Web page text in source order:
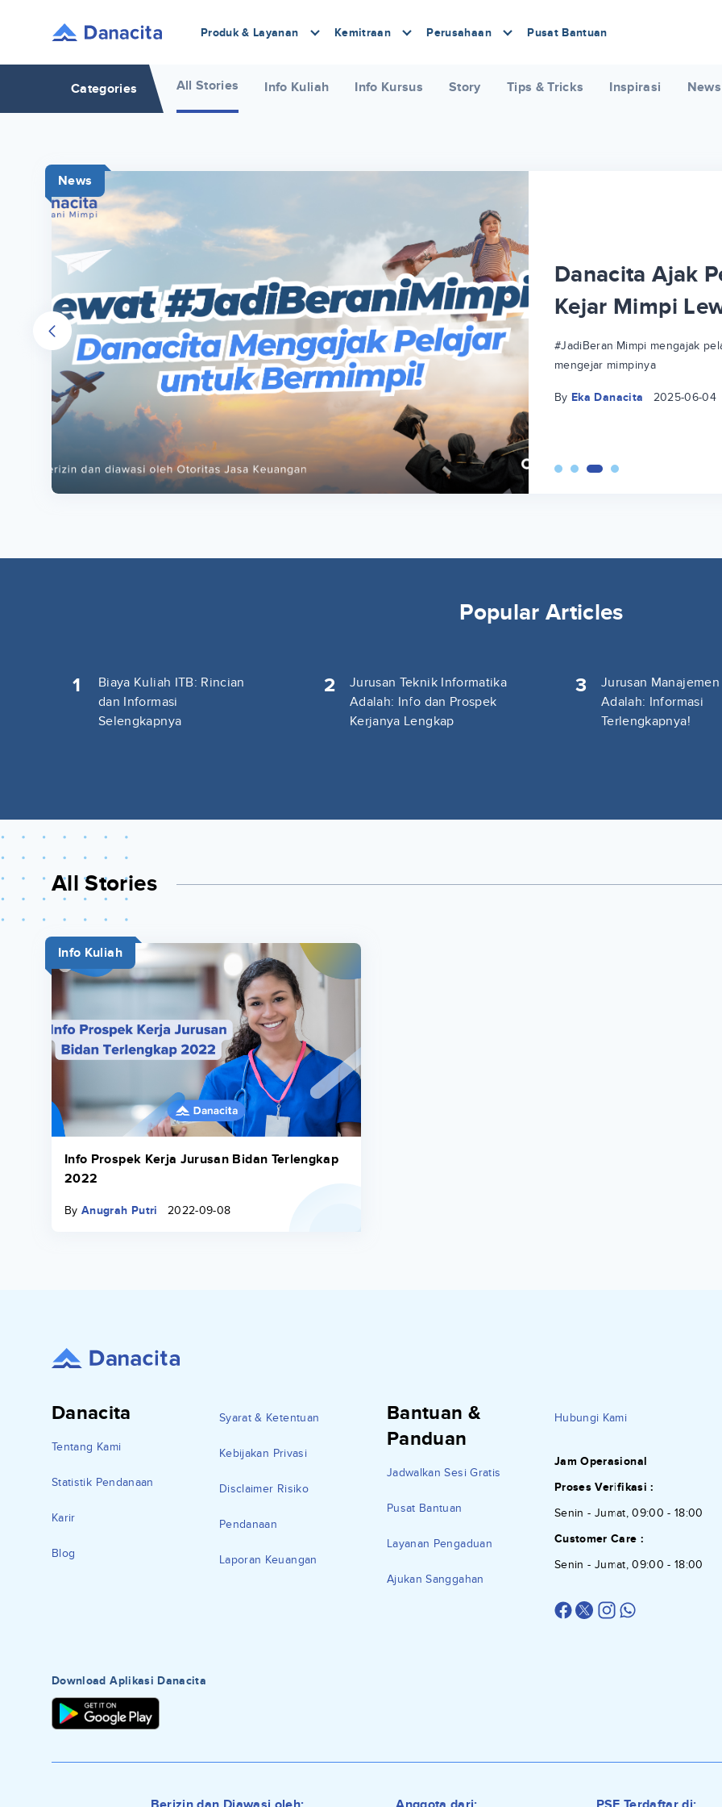
Produk & Layanan Kemitraan Perusahaan Pusat Bantuan
Categories All Stories Info Kuliah Info Kursus Story Tips & Tricks Inspirasi News
News
Danacita Ajak
Kejar Mimpi
#JadiBeraniMimpi mengajak
mengejar mimpinya
By Eka Danacita 2025-06-04
Popular Articles
1
Biaya Kuliah ITB: Rincian
dan Informasi
Selengkapnya
2
Jurusan Teknik Informatika
Adalah: Info dan Prospek
Kerjanya Lengkap
3
Jurusan Manajemen
Adalah: Informasi
Terlengkapnya!
All Stories
Info Kuliah
Info Prospek Kerja Jurusan Bidan Terlengkap
2022
By Anugrah Putri 2022-09-08
Danacita
Tentang Kami
Statistik Pendanaan
Karir
Blog
Syarat & Ketentuan
Kebijakan Privasi
Disclaimer Risiko
Pendanaan
Laporan Keuangan
Bantuan &
Panduan
Jadwalkan Sesi Gratis
Pusat Bantuan
Layanan Pengaduan
Ajukan Sanggahan
Hubungi Kami
Jam Operasional
Proses Verifikasi :
Senin - Jumat, 09:00 - 18:00
Customer Care :
Senin - Jumat, 09:00 - 18:00
Download Aplikasi Danacita